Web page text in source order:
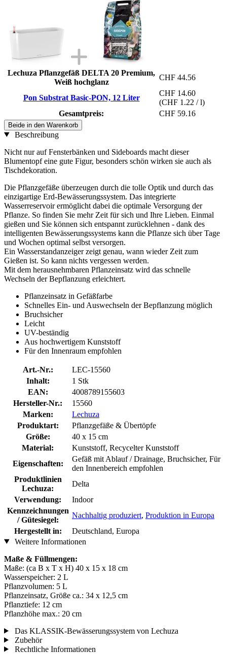
Lechuza Pflanzgefäß DELTA 20 Premium,
Weiß hochglanz
CHF 44.56
Pon Substrat Basic-PON, 12 Liter
CHF 14.60
(CHF 1.22 / l)
Gesamtpreis:
CHF 59.16
Beide in den Warenkorb
Beschreibung
Nicht nur auf Fensterbänken und Sideboards macht dieser
Blumentopf eine gute Figur, besonders schön wirken sie auch als
Tischdekoration.
Die Pflanzgefäße überzeugen durch die tolle Optik und durch das
einzigartige Erd-Bewässerungssystem. Das integrierte
Wasserreservoir ermöglicht dabei die optimale Versorgung der
Pflanze. So finden Sie mehr Zeit für sich und Ihre Lieben. Einmal
gießen und Sie können sich entspannt zurücklehnen - dank des
intelligenten Bewässerungssystems kann die Pflanze sich über Tage
und Wochen optimal selbst versorgen.
Ein Wasserstandanzeiger zeigt genau, wann wieder Zeit zum
Gießen ist. So kann nichts vergessen werden.
Mit dem herausnehmbaren Pflanzeinsatz wird das schnelle
Wechseln der Bepflanzung erleichtert.
Pflanzeinsatz in Gefäßfarbe
Schnelles Ein- und Auswechseln der Bepflanzung möglich
Bruchsicher
Leicht
UV-beständig
Aus hochwertigem Kunststoff
Für den Innenraum empfohlen
Art.-Nr.:
LEC-15560
Inhalt:
1 Stk
EAN:
4008789155603
Hersteller-Nr.:
15560
Marken:
Lechuza
Produktart:
Pflanzgefäße & Übertöpfe
Größe:
40 x 15 cm
Material:
Kunststoff, Recycelter Kunststoff
Eigenschaften:
Gefäß mit Ablauf / Drainage, Bruchsicher, Für
den Innenbereich empfohlen
Produktlinien
Lechuza:
Delta
Verwendung:
Indoor
Kennzeichnungen
/ Gütesiegel:
Nachhaltig produziert, Produktion in Europa
Hergestellt in:
Deutschland, Europa
Weitere Informationen
Maße & Füllmengen:
Maße: (ca B x T x H) 40 x 15 x 18 cm
Wasserspeicher: 2 L
Pflanzvolumen: 5 L
Pflanzeinsatz, Größe ca.: 34 x 12,5 cm
Pflanztiefe: 12 cm
Pflanzhöhe max.: 20 cm
Das KLASSIK-Bewässerungssystem von Lechuza
Zubehör
Rechtliche Informationen